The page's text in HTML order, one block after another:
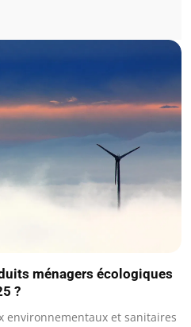
ménagers écologiques
?
environnementaux et sanitaires